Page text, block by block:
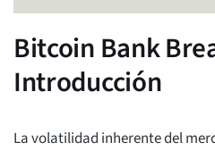
Bitcoin Bank
Introducción
La volatilidad inherente del